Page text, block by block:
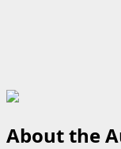
About the